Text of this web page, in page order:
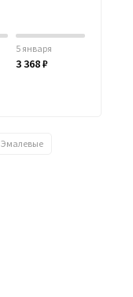
5 января
3 368 ₽
Эмалевые